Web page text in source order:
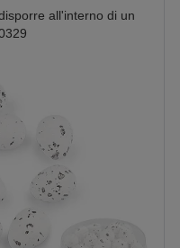
all'interno di un